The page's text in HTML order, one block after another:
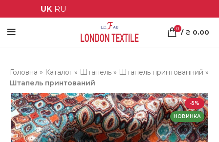
UK RU
0 / ₴ 0.00
Головна » Каталог » Штапель » Штапель принтованний »
Штапель принтований
-5%
НОВИНКА